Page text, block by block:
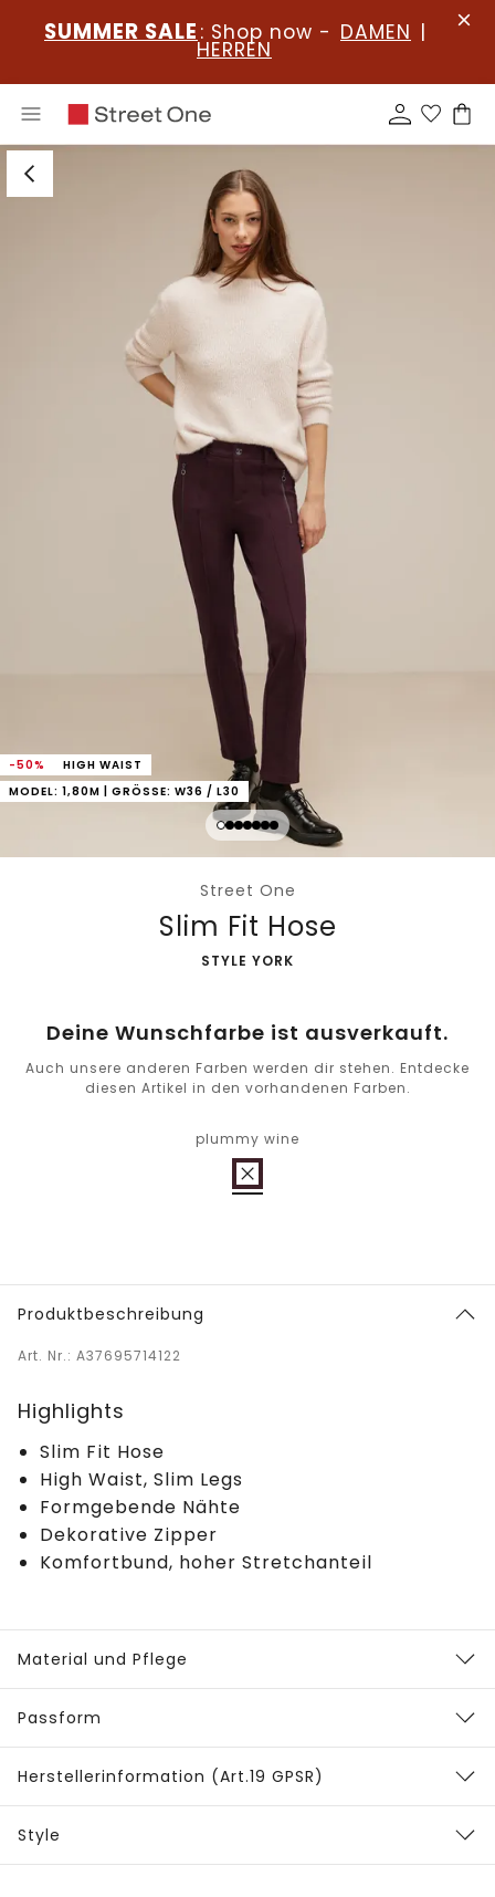
SUMMER SALE : Shop now - DAMEN |
HERREN
-50%
HIGH WAIST
MODEL: 1,80M | GRÖSSE: W36 / L30
Street One
Slim Fit Hose
-
STYLE YORK
Deine Wunschfarbe ist ausverkauft.
Auch unsere anderen Farben werden dir stehen. Entdecke
diesen Artikel in den vorhandenen Farben.
plummy wine
Produktbeschreibung
Art. Nr.: A37695714122
Highlights
Slim Fit Hose
High Waist, Slim Legs
Formgebende Nähte
Dekorative Zipper
Komfortbund, hoher Stretchanteil
Material und Pflege
Passform
Herstellerinformation (Art.19 GPSR)
Style